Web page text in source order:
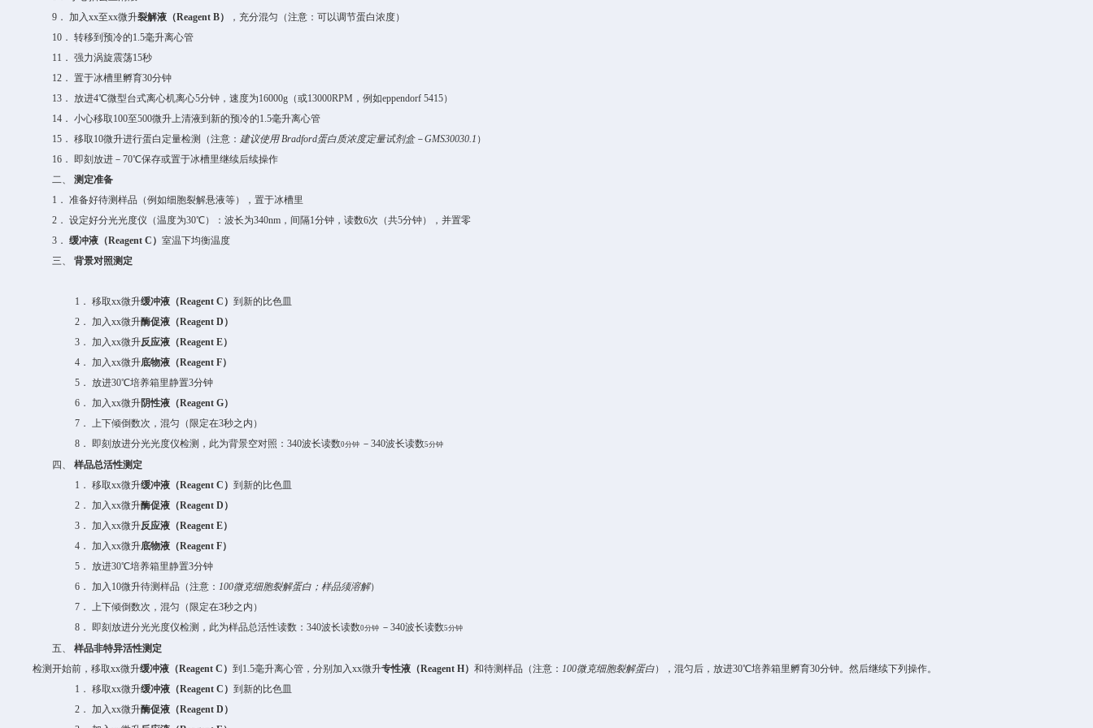
9．加入xx至xx微升裂解液（Reagent B） ，充分混匀 （注意：可以调节蛋白浓度）
10．转移到预冷的1.5毫升离心管
11．强力涡旋震荡15秒
12．置于冰槽里孵育30分钟
13．放进4℃微型台式离心机离心5分钟，速度为16000g （或13000RPM ，例如eppendorf 5415）
14．小心移取100至500微升上清液到新的预冷的1.5毫升离心管
15．移取10微升进行蛋白定量检测（注意： 建议使用Bradford蛋白质浓度定量试剂盒－GMS30030.1 ）
16． 即刻放进－70℃保存或置于冰槽里继续后续操作
二、测定准备
1．准备好待测样品（例如细胞裂解悬液等），置于冰槽里
2．设定好分光光度仪（温度为30℃）：波长为340nm ，间隔1分钟，读数6次（共5分钟），并置零
3．缓冲液（Reagent C ）室温下均衡温度
三、背景对照测定
1．移取xx微升缓冲液（Reagent C ）到新的比色皿
2．加入xx微升酶促液（Reagent D ）
3．加入xx微升反应液（Reagent E）
4．加入xx微升底物液（Reagent F）
5．放进30℃培养箱里静置3分钟
6．加入xx微升阴性液（Reagent G）
7．上下倾倒数次，混匀（限定在3秒之内）
8． 即刻放进分光光度仪检测，此为背景空对照：340波长读数0分钟 －340波长读数5分钟
四、样品总活性测定
1．移取xx微升缓冲液（Reagent C ）到新的比色皿
2．加入xx微升酶促液（Reagent D ）
3．加入xx微升反应液（Reagent E）
4．加入xx微升底物液（Reagent F）
5．放进30℃培养箱里静置3分钟
6．加入 10微升待测样品 （注意：100微克细胞裂解蛋白；样品须溶解）
7．上下倾倒数次，混匀（限定在3秒之内）
8． 即刻放进分光光度仪检测，此为样品总活性读数：340波长读数0分钟 －340波长读数5分钟
五、样品非特异活性测定
检测开始前，移取xx微升缓冲液（Reagent C ）到 1.5毫升离心管，分别加入xx微升专性液（Reagent H）和待测样品 （注意：100微克细胞裂解蛋白），混匀后，放进30℃培养箱里孵育30分钟。然后继续下列操作。
1．移取xx微升缓冲液（Reagent C ）到新的比色皿
2．加入xx微升酶促液（Reagent D ）